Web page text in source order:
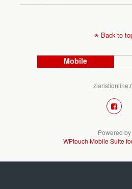
Back to
Mobile
Powered by
WPtouch Mobile Suite